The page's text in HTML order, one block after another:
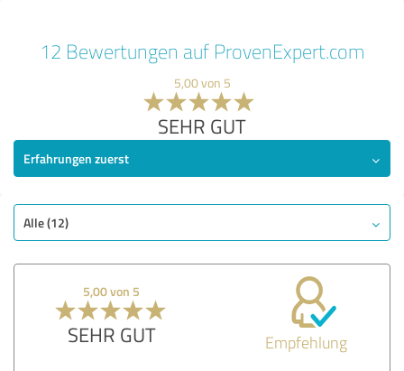
12 Bewertungen auf ProvenExpert.com
5,00 von 5
SEHR GUT
Erfahrungen zuerst
Alle (12)
5,00 von 5
SEHR GUT Empfehlung